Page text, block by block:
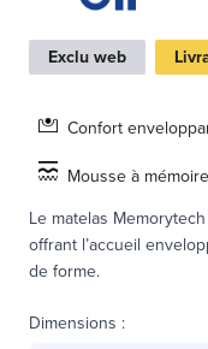
Exclu web
Confort
Mousse à
Le matelas
offrant l’accueil
de forme.
Dimensions :